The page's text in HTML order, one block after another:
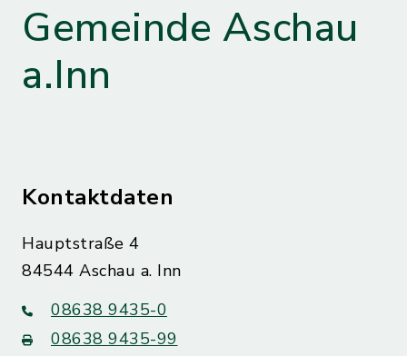
Gemeinde Aschau
a.Inn
Kontaktdaten
Hauptstraße 4
84544 Aschau a. Inn
08638 9435-0
08638 9435-99